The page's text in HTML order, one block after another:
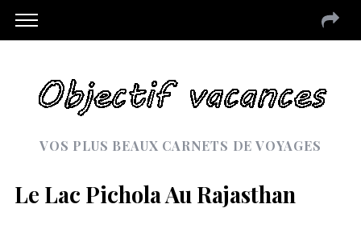
VOS PLUS BEAUX CARNETS DE VOYAGES
Le Lac Pichola Au Rajasthan